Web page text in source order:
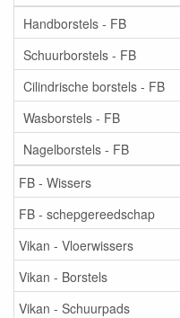
Handborstels - FB
Schuurborstels - FB
Cilindrische borstels - FB
Wasborstels - FB
Nagelborstels - FB
FB - Wissers
FB - schepgereedschap
Vikan - Vloerwissers
Vikan - Borstels
Vikan - Schuurpads